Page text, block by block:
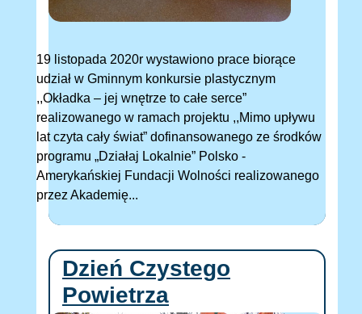
19 listopada 2020r wystawiono prace biorące
udział w Gminnym konkursie plastycznym
,,Okładka – jej wnętrze to całe serce”
realizowanego w ramach projektu ,,Mimo upływu
lat czyta cały świat” dofinansowanego ze środków
programu „Działaj Lokalnie” Polsko -
Amerykańskiej Fundacji Wolności realizowanego
przez Akademię...
Dzień Czystego
Powietrza